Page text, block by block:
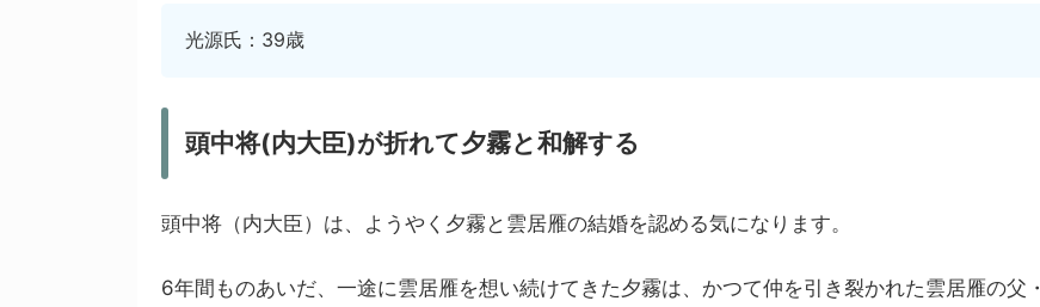
光源氏：39歳
頭中将(内大臣)が折れて夕霧と和解する
頭中将（内大臣）は、ようやく夕霧と雲居雁の結婚を認める気になります。
6年間ものあいだ、一途に雲居雁を想い続けてきた夕霧は、かつて仲を引き裂かれた雲居雁の父・